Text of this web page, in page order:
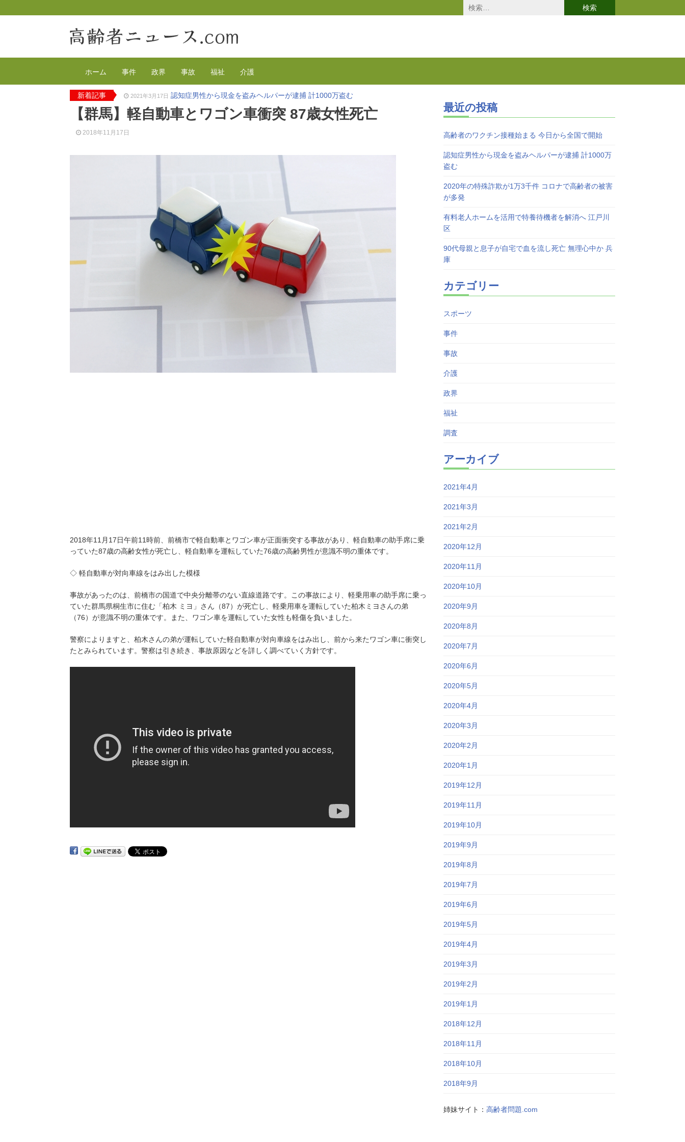
検
索:
ホーム 事件 政界 事故 福祉 介護
新着記事 2021年3月17日 認知症男性から現金を盗みヘルパーが逮捕 計1000万盗む
2021年2月4日 2020年の特殊詐欺が1万3千件 コロナで高齢者の被害が多発
2020年12月14日 有料老人ホームを活用で特養待機者を解消へ 江戸川区
2021年4月12日 高齢者のワクチン接種始まる 今日から全国で開始
【群馬】軽自動車とワゴン車衝突 87歳女性死亡
2018年11月17日
2018年11月17日午前11時前、前橋市で軽自動車とワゴン車が正面衝突する事故があり、軽自動車の助手席に乗
っていた87歳の高齢女性が死亡し、軽自動車を運転していた76歳の高齢男性が意識不明の重体です。
◇ 軽自動車が対向車線をはみ出した模様
事故があったのは、前橋市の国道で中央分離帯のない直線道路です。この事故により、軽乗用車の助手席に乗っ
ていた群馬県桐生市に住む「柏木 ミヨ」さん（87）が死亡し、軽乗用車を運転していた柏木ミヨさんの弟
（76）が意識不明の重体です。また、ワゴン車を運転していた女性も軽傷を負いました。
警察によりますと、柏木さんの弟が運転していた軽自動車が対向車線をはみ出し、前から来たワゴン車に衝突し
たとみられています。警察は引き続き、事故原因などを詳しく調べていく方針です。
最近の投稿
高齢者のワクチン接種始まる 今日から全国で開始
認知症男性から現金を盗みヘルパーが逮捕 計1000万
盗む
2020年の特殊詐欺が1万3千件 コロナで高齢者の被害
が多発
有料老人ホームを活用で特養待機者を解消へ 江戸川
区
90代母親と息子が自宅で血を流し死亡 無理心中か 兵
庫
カテゴリー
スポーツ
事件
事故
介護
政界
福祉
調査
アーカイブ
2021年4月
2021年3月
2021年2月
2020年12月
2020年11月
2020年10月
2020年9月
2020年8月
2020年7月
2020年6月
2020年5月
2020年4月
2020年3月
2020年2月
2020年1月
2019年12月
2019年11月
2019年10月
2019年9月
2019年8月
2019年7月
2019年6月
2019年5月
2019年4月
2019年3月
2019年2月
2019年1月
2018年12月
2018年11月
2018年10月
2018年9月
姉妹サイト：高齢者問題.com